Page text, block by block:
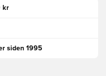
kr
siden 1995